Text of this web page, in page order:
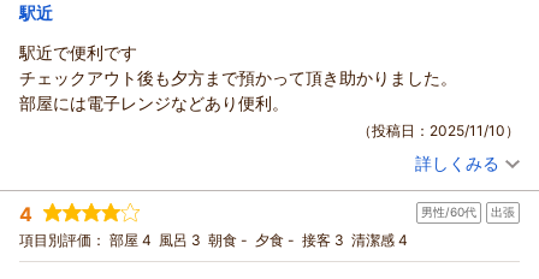
広島駅の近くで駐車場が確保されている宿を探して当館をお選
びいただけたとのことで、ありがとうございます。
6泊以内の場合、当館の駐車場はチェックイン先着順ではござ
いますが、1,100円で出入庫自由なのでお車での観光にもおすす
お部屋には調理器具,食器,カトラリーのご用意がございますが、
お客様にご満足いただけたようで幸いです。
ママ様のおっしゃるとおり、スーパーマーケットでのお惣菜の
購入,食材を用いての料理,近隣の飲食店でのお食事すべて可能で
駅近
駅近で便利です
チェックアウト後も夕方まで預かって頂き助かりました。
部屋には電子レンジなどあり便利。
（投稿日：2025/11/10）
投稿者： ぺんちゃんさん(女性/50代)
宿泊プラン： チェックイン21:00まで限定【禁煙】★セミダブル2名様までプ
ラン★
セミダブル 食事なし
宿泊価格帯： 4,001～5,000円(大人一人あたり/税込)
詳しくみる
4 男性/60代 出張
項目別評価： 部屋 4 風呂 3 朝食 - 夕食 - 接客 3 清潔感 4